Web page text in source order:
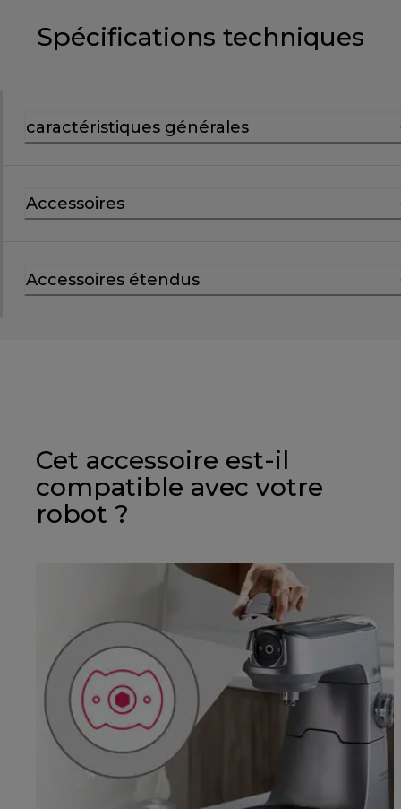
Spécifications techniques
caractéristiques générales
Accessoires
Accessoires étendus
Cet accessoire est-il
compatible avec votre
robot ?